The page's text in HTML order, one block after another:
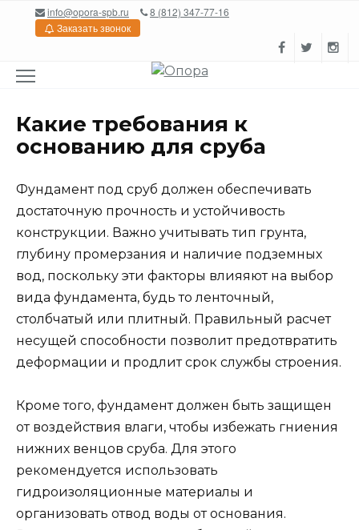
Перейтиinfo@opora-spb.ru
8 (812) 347-77-16
Заказать звонок
Какие требования к
основанию для сруба
Фундамент под сруб должен обеспечивать
достаточную прочность и устойчивость
конструкции. Важно учитывать тип грунта,
глубину промерзания и наличие подземных
вод, поскольку эти факторы влияяют на выбор
вида фундамента, будь то ленточный,
столбчатый или плитный. Правильный расчет
несущей способности позволит предотвратить
деформации и продлит срок службы строения.
Кроме того, фундамент должен быть защищен
от воздействия влаги, чтобы избежать гниения
нижних венцов сруба. Для этого
рекомендуется использовать
гидроизоляционные материалы и
организовать отвод воды от основания.